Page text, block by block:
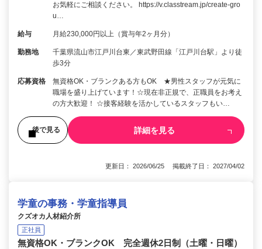
お気軽にご相談ください。 https://v.classtream.jp/create-gro
u…
給与 月給230,000円以上（賞与年2ヶ月分）
勤務地
千葉県流山市江戸川台東／東武野田線「江戸川台駅」より徒
歩3分
応募資格
無資格OK・ブランクある方もOK ★男性スタッフが元気に
職場を盛り上げています！☆現在非正規で、正職員をお考え
の方大歓迎！ ☆接客経験を活かしているスタッフもい…
後で見る 詳細を見る
更新日： 2026/06/25 掲載終了日： 2027/04/02
学童の事務・学童指導員
クズオカ人材紹介所
正社員
無資格OK・ブランクOK 完全週休2日制（土曜・日曜）